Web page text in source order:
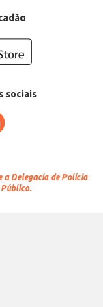
sociais
a Delegacia de Polícia